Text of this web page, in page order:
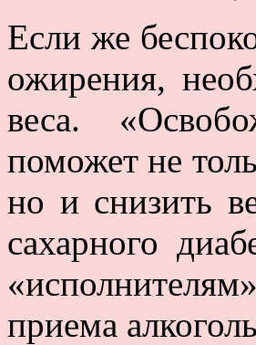
Если же
ожирения,
веса.
поможет не
но и снизить
сахарного
приема